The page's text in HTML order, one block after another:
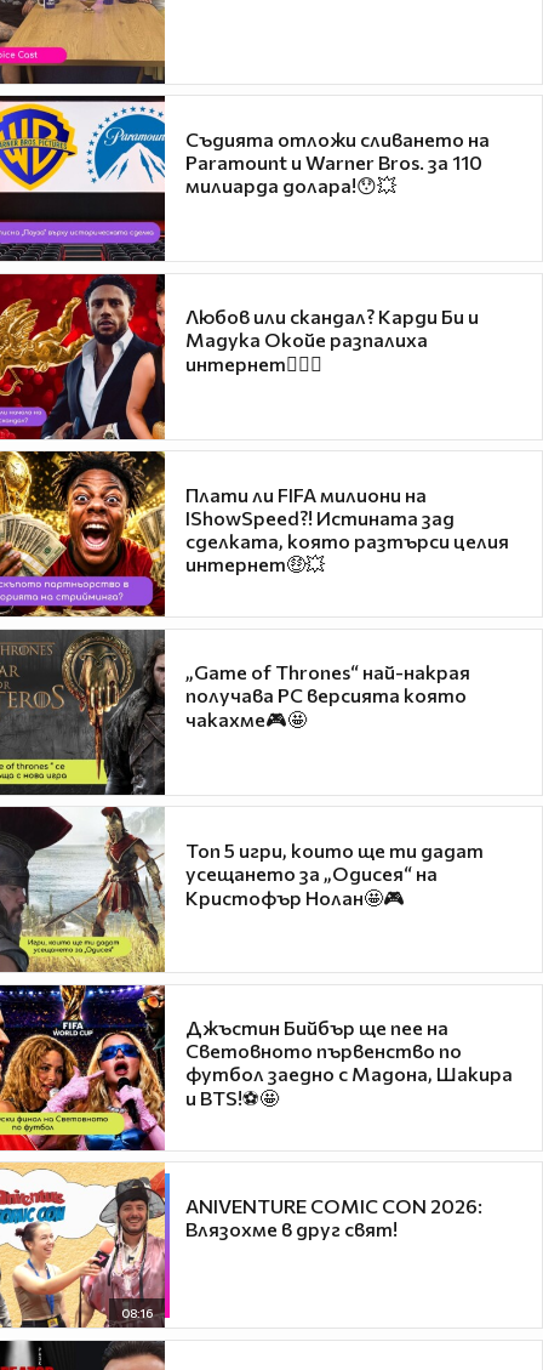
Съдията отложи сливането на
Paramount и Warner Bros. за 110
милиарда долара!😯💥
Любов или скандал? Карди Би и
Мадука Окойе разпалиха
интернет❤️‍🔥🔥
Плати ли FIFA милиони на
IShowSpeed?! Истината зад
сделката, която разтърси целия
интернет🤑💥
„Game of Thrones“ най-накрая
получава PC версията която
чакахме🎮🤩
Топ 5 игри, които ще ти дадат
усещането за „Одисея“ на
Кристофър Нолан🤩🎮
Джъстин Бийбър ще пее на
Световното първенство по
футбол заедно с Мадона, Шакира
и BTS!⚽🤩
08:16
ANIVENTURE COMIC CON 2026:
Влязохме в друг свят!